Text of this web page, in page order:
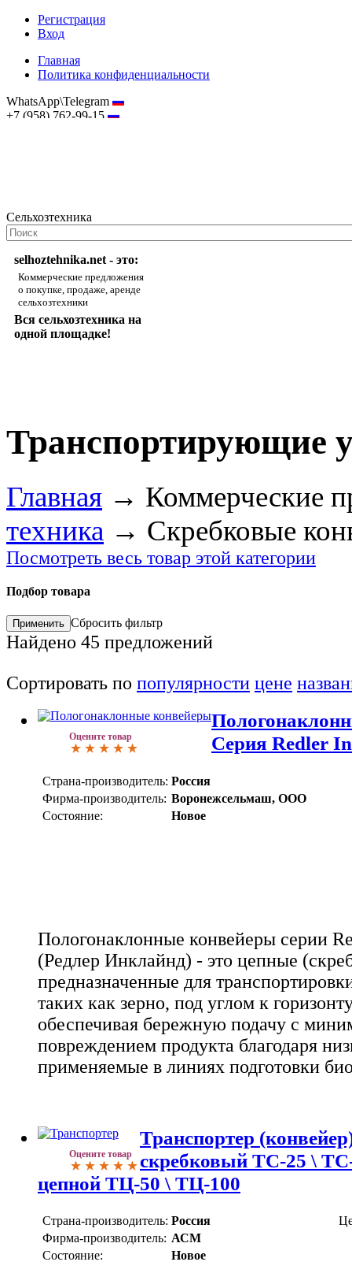
Регистрация
Вход
Главная
Политика конфиденциальности
WhatsApp\Telegram
+7 (958) 762-99-15
Сельхозтехника
selhoztehnika.net - это:
Коммерческие предложения
о покупке, продаже, аренде
сельхозтехники
Вся сельхозтехника на
одной площадке!
Транспортирующие
Главная → Коммерческие
техника → Скребковые
Посмотреть весь товар этой категории
Подбор товара
Сбросить фильтр
Найдено 45 предложений
Сортировать по популярности цене
Оцените товар
Серия Redler
Страна-производитель: Россия
Фирма-производитель: Воронежсельмаш, ООО
Состояние:
Новое
Пологонаклонные конвейеры серии
(Редлер Инклайнд) - это цепные
предназначенные для
таких как зерно, под углом к
обеспечивая бережную подачу с
повреждением продукта благодаря
применяемые в линиях подготовки
Оцените товар
Транспортер
скребковый ТС-25 \
цепной ТЦ-50 \ ТЦ-100
Страна-производитель: Россия
Фирма-производитель: АСМ
Состояние:
Новое